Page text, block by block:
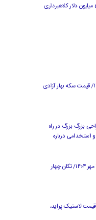
مقامات تایلندی ملی پرتغالی را با 580 میلیون دلار کلاهبرداری
قیمت جدید طلا و سکه ۱۲ مهرماه ۱۴۰۴/ قیمت سکه بهار آزادی
بزرگ بزرگ در راه
درباره
قیمت جدید دلار، یورو و سایر ارزها ۱۲ مهر ۱۴۰۴/ تکان چهار
لاستیک پراید،